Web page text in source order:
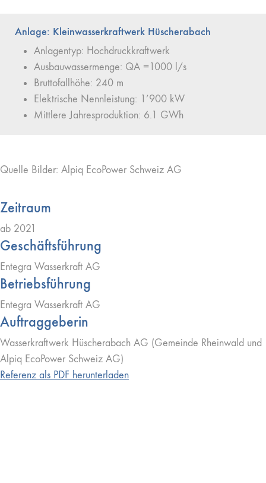
Anlage: Kleinwasserkraftwerk Hüscherabach
Anlagentyp: Hochdruckkraftwerk
Ausbauwassermenge: QA =1000 l/s
Bruttofallhöhe: 240 m
Elektrische Nennleistung: 1’900 kW
Mittlere Jahresproduktion: 6.1 GWh
Quelle Bilder: Alpiq EcoPower Schweiz AG
Zeitraum
ab 2021
Geschäftsführung
Entegra Wasserkraft AG
Betriebsführung
Entegra Wasserkraft AG
Auftraggeberin
Wasserkraftwerk Hüscherabach AG (Gemeinde Rheinwald und
Alpiq EcoPower Schweiz AG)
Referenz als PDF herunterladen